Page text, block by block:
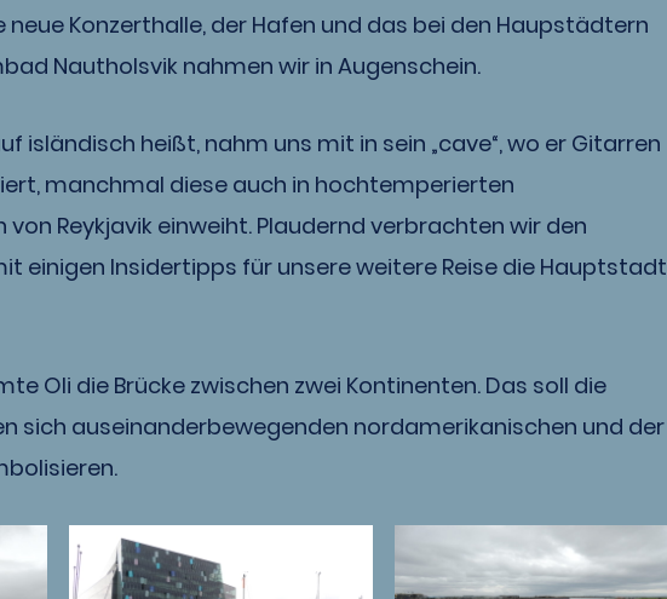
neue Konzerthalle, der Hafen und das bei den Haupstädtern
Nautholsvik nahmen wir in Augenschein.
isländisch heißt, nahm uns mit in sein „cave“, wo er Gitarren
manchmal diese auch in hochtemperierten
Reykjavik einweiht. Plaudernd verbrachten wir den
einigen Insidertipps für unsere weitere Reise die Hauptstadt
Oli die Brücke zwischen zwei Kontinenten. Das soll die
sich auseinanderbewegenden nordamerikanischen und der